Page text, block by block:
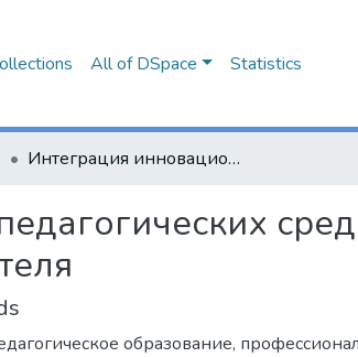
All of DSpace Statistics
Интеграция инновационных педагогических средств в подготовке успешного педагога-воспитателя
образование,